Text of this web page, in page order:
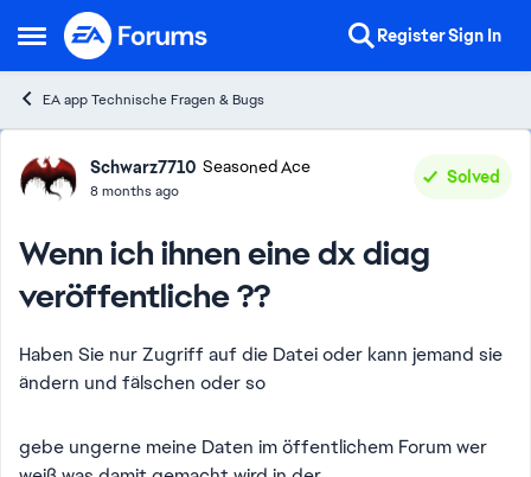
Open Side Menu
Skip to content RegisterSign In
EA app Technische Fragen & Bugs
Forum Discussion
Schwarz7710 Seasoned Ace
8 months ago
Solved
Wenn ich ihnen eine dx diag
veröffentliche ??
Haben Sie nur Zugriff auf die Datei oder kann jemand sie
ändern und fälschen oder so
gebe ungerne meine Daten im öffentlichem Forum wer